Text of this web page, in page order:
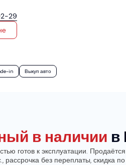
29
in Выкуп авто
в наличии в
готов к эксплуатации.
без переплаты, скидка